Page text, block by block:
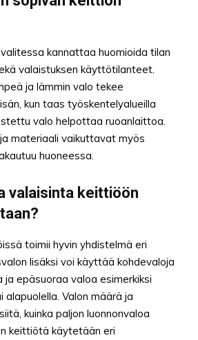
kannattaa huomioida tilan
valaistuksen käyttötilanteet.
ja lämmin valo tekee
kun taas työskentelyalueilla
valo helpottaa ruoanlaittoa.
materiaali vaikuttavat myös
huoneessa.
valaisinta keittiöön
toimii hyvin yhdistelmä eri
lisäksi voi käyttää kohdevaloja
epäsuoraa valoa esimerkiksi
Valon määrä ja
kuinka paljon luonnonvaloa
keittiötä käytetään eri